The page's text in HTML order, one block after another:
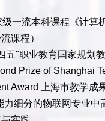
级一流本科课程《计算
课程）
五"职业教育国家规划
Prize of Shanghai
Award 上海市教学成
力细分的物联网专业中